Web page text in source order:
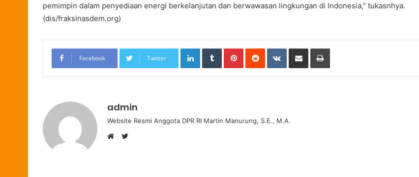
pemimpin dalam penyediaan energi berkelanjutan dan berwawasan lingkungan di Indonesia,” tukasnhya.
(dis/fraksinasdem.org)
Facebook Twitter
LinkedIn Tumblr Pinterest Reddit VKontakte
admin
Website Resmi Anggota DPR RI Martin Manurung, S.E., M.A.